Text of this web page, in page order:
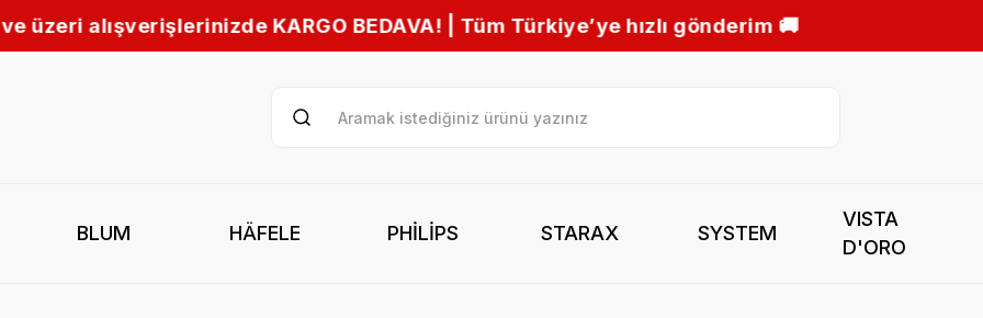
BEDAVA! | Tüm Türkiye’ye hızlı gönderim 🚚
BLUM HÄFELE PHİLİPS STARAX SYSTEM
VISTA
D'ORO